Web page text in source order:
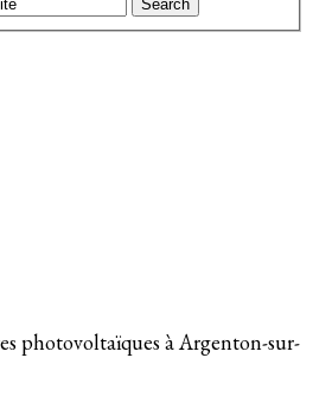
photovoltaïques à Argenton-sur-